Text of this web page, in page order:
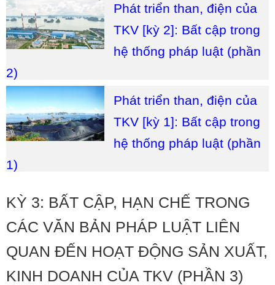
Phát triển than, điện của
TKV [kỳ 2]: Bất cập trong
hệ thống pháp luật (phần
2)
Phát triển than, điện của
TKV [kỳ 1]: Bất cập trong
hệ thống pháp luật (phần
1)
KỲ 3: BẤT CẬP, HẠN CHẾ TRONG
CÁC VĂN BẢN PHÁP LUẬT LIÊN
QUAN ĐẾN HOẠT ĐỘNG SẢN XUẤT,
KINH DOANH CỦA TKV (PHẦN 3)